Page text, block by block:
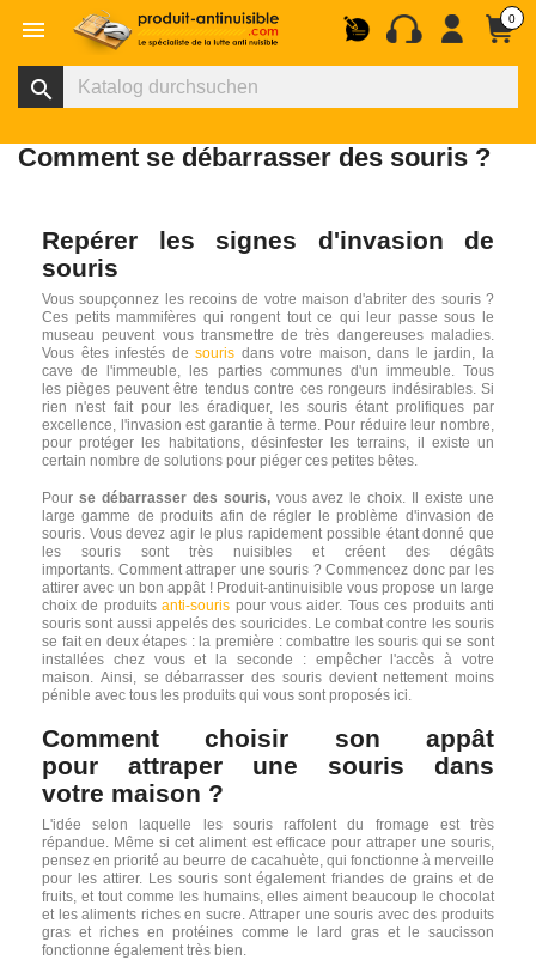
 0
search
Comment se débarrasser des souris ?
Repérer les signes d'invasion de
souris
Vous soupçonnez les recoins de votre maison d'abriter des souris ?
Ces petits mammifères qui rongent tout ce qui leur passe sous le
museau peuvent vous transmettre de très dangereuses maladies.
Vous êtes infestés desouris dans votre maison, dans le jardin, la
cave de l'immeuble, les parties communes d'un immeuble. Tous
les pièges peuvent être tendus contre ces rongeurs indésirables. Si
rien n'est fait pour les éradiquer, les souris étant prolifiques par
excellence, l'invasion est garantie à terme. Pour réduire leur nombre,
pour protéger les habitations, désinfester les terrains, il existe un
certain nombre de solutions pour piéger ces petites bêtes.
Pour se débarrasser des souris, vous avez le choix. Il existe une
large gamme de produits afin de régler le problème d'invasion de
souris. Vous devez agir le plus rapidement possible étant donné que
les souris sont très nuisibles et créent des dégâts
importants. Comment attraper une souris ? Commencez donc par les
attirer avec un bon appât ! Produit-antinuisible vous propose un large
choix de produitsanti-souris pour vous aider. Tous ces produits anti
souris sont aussi appelés des souricides. Le combat contre les souris
se fait en deux étapes : la première : combattre les souris qui se sont
installées chez vous et la seconde : empêcher l'accès à votre
maison. Ainsi, se débarrasser des souris devient nettement moins
pénible avec tous les produits qui vous sont proposés ici.
Comment choisir son appât
pour attraper une souris dans
votre maison ?
L'idée selon laquelle les souris raffolent du fromage est très
répandue. Même si cet aliment est efficace pour attraper une souris,
pensez en priorité au beurre de cacahuète, qui fonctionne à merveille
pour les attirer. Les souris sont également friandes de grains et de
fruits, et tout comme les humains, elles aiment beaucoup le chocolat
et les aliments riches en sucre. Attraper une souris avec des produits
gras et riches en protéines comme le lard gras et le saucisson
fonctionne également très bien.